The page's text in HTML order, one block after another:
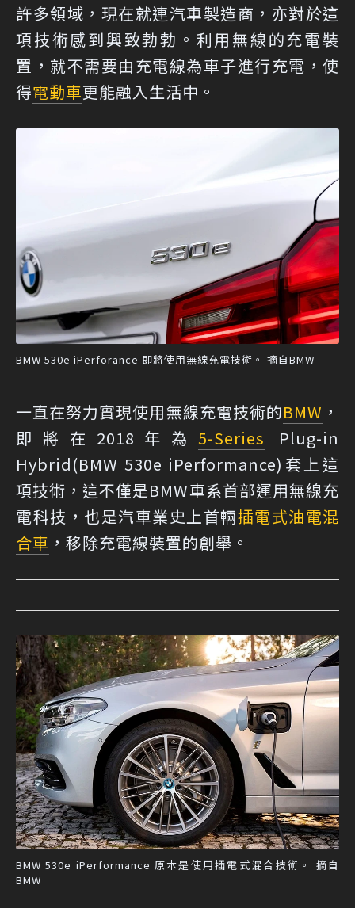
許多領域，現在就連汽車製造商，亦對於這
項技術感到興致勃勃。利用無線的充電裝
置，就不需要由充電線為車子進行充電，使
得電動車更能融入生活中。
BMW 530e iPerforance 即將使用無線充電技術。 摘自BMW
一直在努力實現使用無線充電技術的BMW ，
即將在2018年為 5-Series Plug-in
Hybrid(BMW 530e iPerformance)套上這
項技術，這不僅是BMW車系首部運用無線充
電科技，也是汽車業史上首輛插電式油電混
合車 ，移除充電線裝置的創舉。
BMW 530e iPerformance 原本是使用插電式混合技術。 摘自
BMW